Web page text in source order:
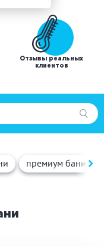
Отзывы реальных
клиентов
баня
премиум бани